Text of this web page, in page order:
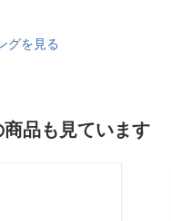
グを見る
品も見ています